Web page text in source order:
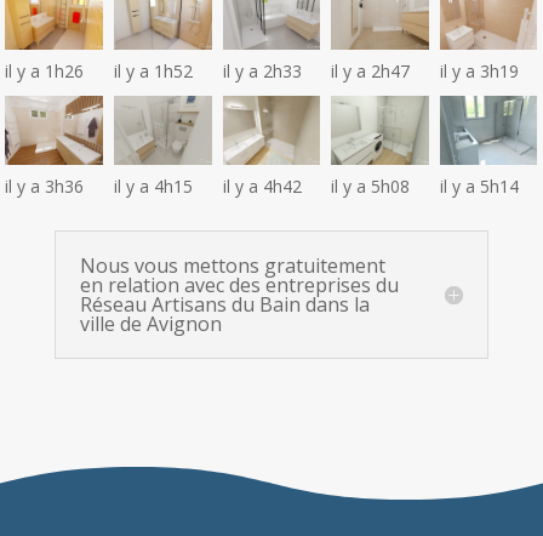
il y a 1h26 il y a 1h52 il y a 2h33 il y a 2h47 il y a 3h19
il y a 3h36 il y a 4h15 il y a 4h42 il y a 5h08 il y a 5h14
Nous vous mettons gratuitement
en relation avec des entreprises du
Réseau Artisans du Bain dans la
ville de Avignon